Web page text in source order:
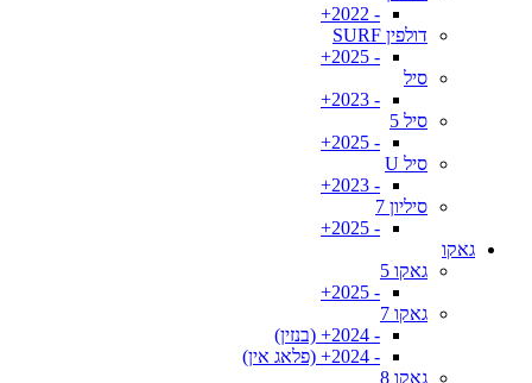
- 2022+
דולפין SURF
- 2025+
סיל
- 2023+
סיל 5
- 2025+
סיל U
- 2023+
סיליון 7
- 2025+
גאקו
גאקו 5
- 2025+
גאקו 7
- 2024+ (בנזין)
- 2024+ (פלאג אין)
גאקו 8